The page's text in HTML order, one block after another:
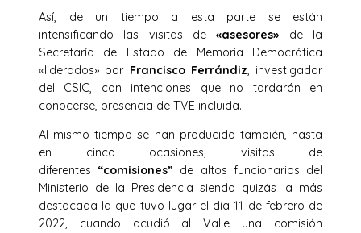
Así, de un tiempo a esta parte se están
intensificando las visitas de «asesores» de la
Secretaría de Estado de Memoria Democrática
«liderados» por Francisco Ferrándiz, investigador
del CSIC, con intenciones que no tardarán en
conocerse, presencia de TVE incluida.
Al mismo tiempo se han producido también, hasta
en cinco ocasiones, visitas de
diferentes “comisiones” de altos funcionarios del
Ministerio de la Presidencia siendo quizás la más
destacada la que tuvo lugar el día 11 de febrero de
2022, cuando acudió al Valle una comisión